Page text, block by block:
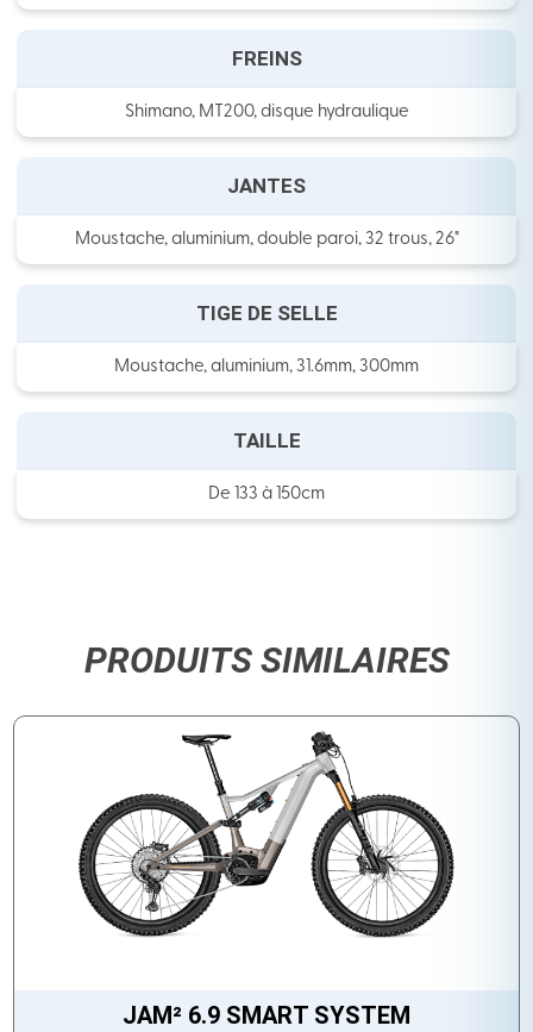
FREINS
Shimano, MT200, disque hydraulique
JANTES
Moustache, aluminium, double paroi, 32 trous, 26"
TIGE DE SELLE
Moustache, aluminium, 31.6mm, 300mm
TAILLE
De 133 à 150cm
PRODUITS SIMILAIRES
JAM² 6.9 SMART SYSTEM